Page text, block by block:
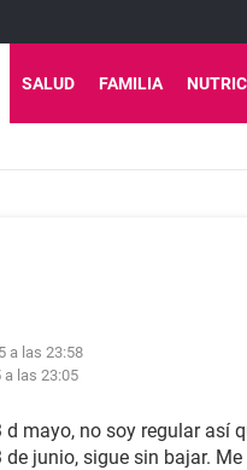
SALUD FAMILIA
a las 23:58
a las 23:05
mayo, no soy regular así
junio, sigue sin bajar.